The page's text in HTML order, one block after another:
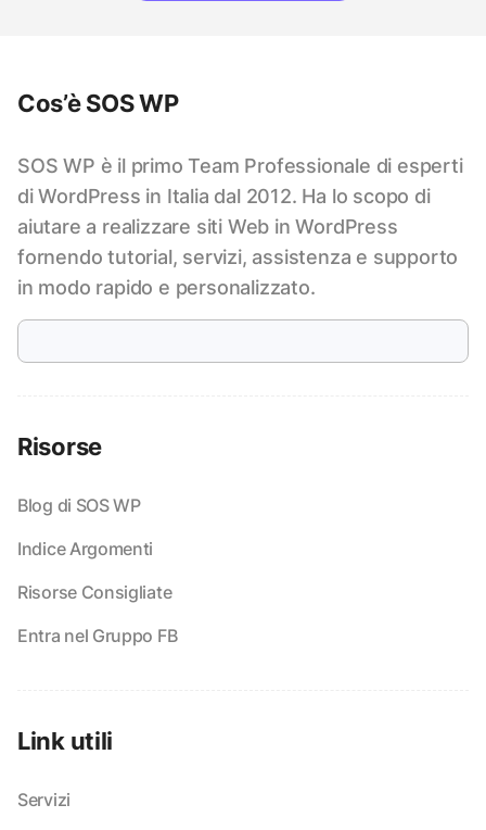
Cos’è SOS WP
SOS WP è il primo Team Professionale di esperti
di WordPress in Italia dal 2012. Ha lo scopo di
aiutare a realizzare siti Web in WordPress
fornendo tutorial, servizi, assistenza e supporto
in modo rapido e personalizzato.
Risorse
Blog di SOS WP
Indice Argomenti
Risorse Consigliate
Entra nel Gruppo FB
Link utili
Servizi